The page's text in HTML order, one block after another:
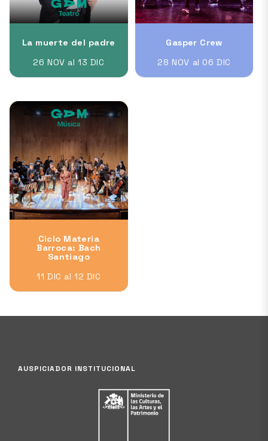
La muerte del padre
26 NOV al 13 DIC
Gasper Crew
28 NOV al 06 DIC
Ciclo Materia
Barroca: Bach
Santiago
11 DIC al 12 DIC
AUSPICIADOR INSTITUCIONAL